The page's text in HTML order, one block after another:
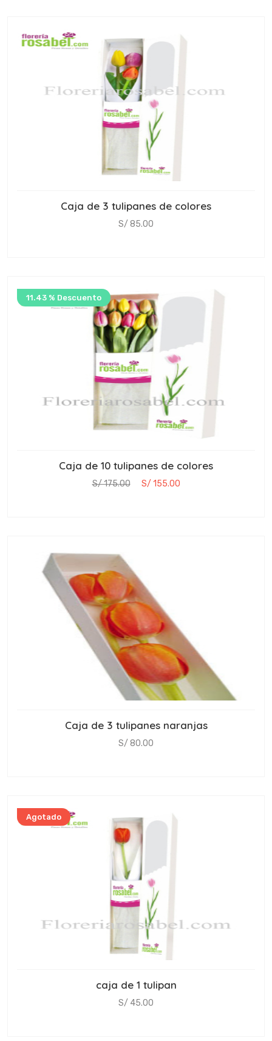
Caja de 3 tulipanes de colores
S/ 85.00
11.43 % Descuento
Caja de 10 tulipanes de colores
S/ 175.00 S/ 155.00
Caja de 3 tulipanes naranjas
S/ 80.00
Agotado
caja de 1 tulipan
S/ 45.00